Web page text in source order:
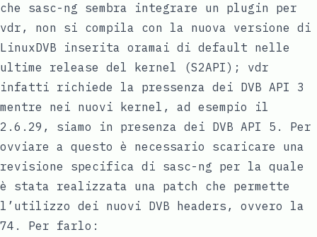
che sasc-ng sembra integrare un plugin per
vdr, non si compila con la nuova versione di
LinuxDVB inserita oramai di default nelle
ultime release del kernel (S2API); vdr
infatti richiede la pressenza dei DVB API 3
mentre nei nuovi kernel, ad esempio il
2.6.29, siamo in presenza dei DVB API 5. Per
ovviare a questo è necessario scaricare una
revisione specifica di sasc-ng per la quale
è stata realizzata una patch che permette
l’utilizzo dei nuovi DVB headers, ovvero la
74. Per farlo: